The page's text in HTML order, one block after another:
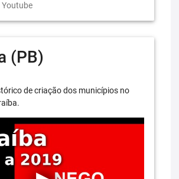
(PB)
de criação dos municípios no